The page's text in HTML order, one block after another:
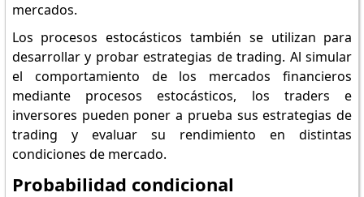
mercados.
Los procesos estocásticos también se utilizan para
desarrollar y probar estrategias de trading. Al simular
el comportamiento de los mercados financieros
mediante procesos estocásticos, los traders e
inversores pueden poner a prueba sus estrategias de
trading y evaluar su rendimiento en distintas
condiciones de mercado.
Probabilidad condicional